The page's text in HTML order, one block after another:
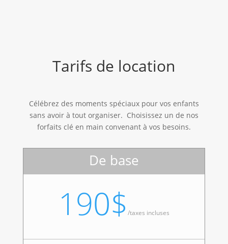
Tarifs de location
Célébrez des moments spéciaux pour vos enfants
sans avoir à tout organiser. Choisissez un de nos
forfaits clé en main convenant à vos besoins.
De base
190$ /taxes incluses